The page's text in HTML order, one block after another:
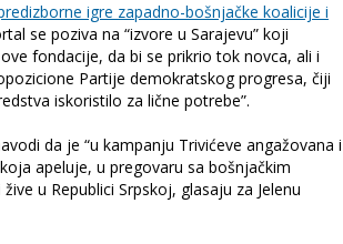
igre zapadno-bošnjačke koalicije i
se poziva na “izvore u Sarajevu” koji
fondacije, da bi se prikrio tok novca, ali i
Partije demokratskog progresa, čiji
iskoristilo za lične potrebe”.
da je “u kampanju Trivićeve angažovana i
apeluje, u pregovaru sa bošnjačkim
u Republici Srpskoj, glasaju za Jelenu